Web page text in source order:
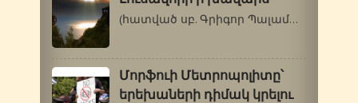
(հատված սբ. Գրիգոր Պալամասի վարքից)…
Մորֆուի Մետրոպոլիտը՝
երեխաների դիմակ կրելու